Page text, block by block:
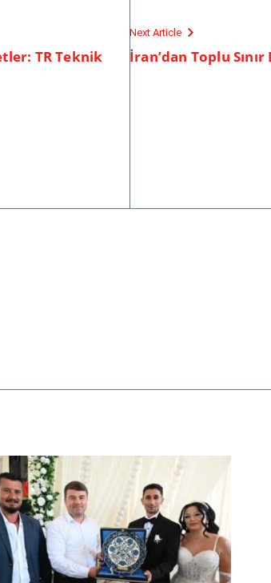
TR Teknik
Next Article
İran’dan Toplu